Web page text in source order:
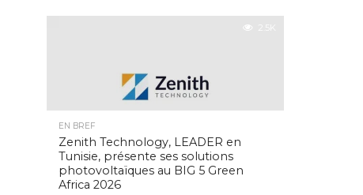
2.5K
EN BREF
Zenith Technology, LEADER en
Tunisie, présente ses solutions
photovoltaïques au BIG 5 Green
Africa 2026